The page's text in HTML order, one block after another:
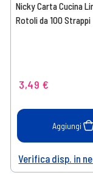
Nicky Carta Cucina
Rotoli da 100 Strappi
3,49 €
Aggiungi
Help
Verifica disp. in